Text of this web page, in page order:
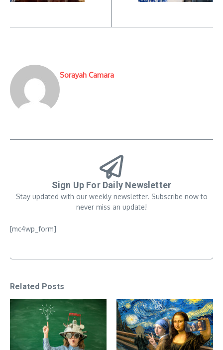
Sorayah Camara
Sign Up For Daily Newsletter
Stay updated with our weekly newsletter. Subscribe now to
never miss an update!
[mc4wp_form]
Related Posts